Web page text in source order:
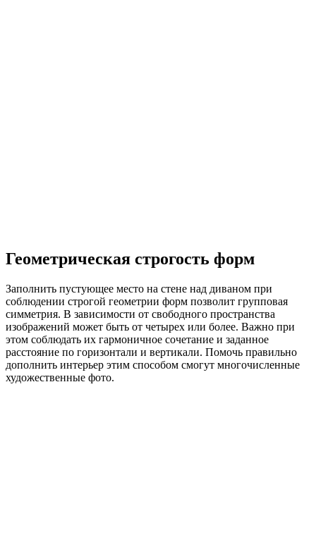
Геометрическая строгость форм
Заполнить пустующее место на стене над диваном при
соблюдении строгой геометрии форм позволит групповая
симметрия. В зависимости от свободного пространства
изображений может быть от четырех или более. Важно при
этом соблюдать их гармоничное сочетание и заданное
расстояние по горизонтали и вертикали. Помочь правильно
дополнить интерьер этим способом смогут многочисленные
художественные фото.